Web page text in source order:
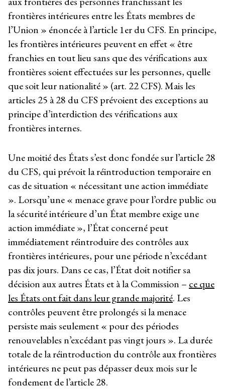
frontières intérieures entre les États membres de
l’Union » énoncée à l’article 1erdu CFS. En principe,
les frontières intérieures peuvent en effet « être
franchies en tout lieu sans que des vérifications aux
frontières soient effectuées sur les personnes, quelle
que soit leur nationalité » (art. 22 CFS). Mais les
articles 25 à 28 du CFS prévoient des exceptions au
principe d’interdiction des vérifications aux
frontières internes.
Une moitié des États s’est donc fondée sur l’article 28
du CFS, qui prévoit la réintroduction temporaire en
cas de situation « nécessitant une action immédiate
». Lorsqu’une « menace grave pour l’ordre public ou
la sécurité intérieure d’un État membre exige une
action immédiate », l’État concerné peut
immédiatement réintroduire des contrôles aux
frontières intérieures, pour une période n’excédant
pas dix jours. Dans ce cas, l’État doit notifier sa
décision aux autres États et à la Commission – ce que
les États ont fait dans leur grande majorité. Les
contrôles peuvent être prolongés si la menace
persiste mais seulement « pour des périodes
renouvelables n’excédant pas vingt jours ». La durée
totale de la réintroduction du contrôle aux frontières
intérieures ne peut pas dépasser deux mois sur le
fondement de l’article 28.